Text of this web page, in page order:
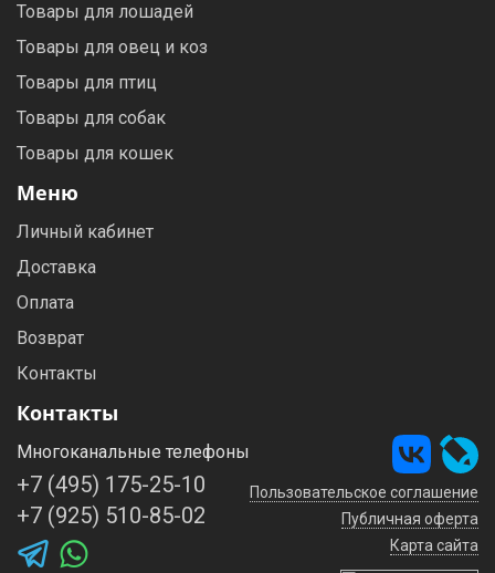
Товары для лошадей
Товары для овец и коз
Товары для птиц
Товары для собак
Товары для кошек
Меню
Личный кабинет
Доставка
Оплата
Возврат
Контакты
Контакты
Многоканальные телефоны
+7 (495) 175-25-10
+7 (925) 510-85-02
Пользовательское соглашение
Публичная оферта
Карта сайта